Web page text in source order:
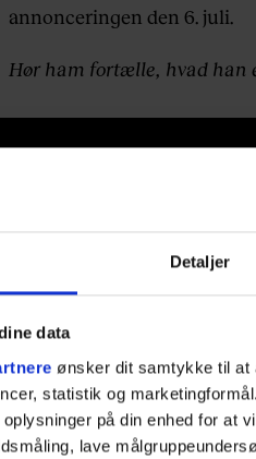
Detaljer
data
ønsker dit samtykke til at
statistik og
på din enhed for at
lave
annonceringen den 6. juli.
Hør ham fortælle, hvad han